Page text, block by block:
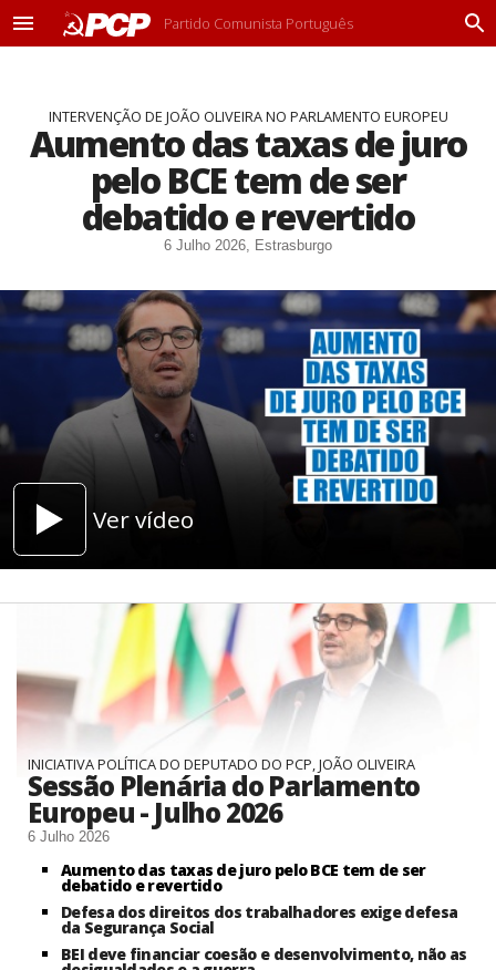
M
Partido Comunista Português
P
INTERVENÇÃO DE JOÃO OLIVEIRA NO PARLAMENTO EUROPEU
Aumento das taxas de juro
pelo BCE tem de ser
debatido e revertido
6 Julho 2026, Estrasburgo
Ver vídeo
INICIATIVA POLÍTICA DO DEPUTADO DO PCP, JOÃO OLIVEIRA
Sessão Plenária do Parlamento
Europeu - Julho 2026
6 Julho 2026
Aumento das taxas de juro pelo BCE tem de ser
debatido e revertido
Defesa dos direitos dos trabalhadores exige defesa
da Segurança Social
BEI deve financiar coesão e desenvolvimento, não as